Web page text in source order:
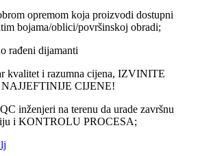
opremom koja proizvodi dostupni
bojama/oblici/površinskoj obradi;
rađeni dijamanti
kvalitet i razumna cijena, IZVINITE
CIJENE!
inženjeri na terenu da urade završnu
i KONTROLU PROCESA;